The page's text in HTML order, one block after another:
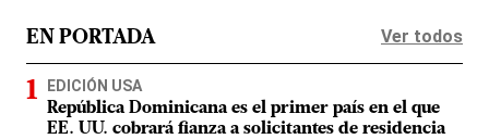
EN PORTADA Ver todos
EDICIÓN USA
República Dominicana es el primer país en el que
EE. UU. cobrará fianza a solicitantes de residencia